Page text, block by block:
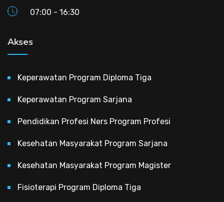
07:00 - 16:30
Akses
Keperawatan Program Diploma Tiga
Keperawatan Program Sarjana
Pendidikan Profesi Ners Program Profesi
Kesehatan Masyarakat Program Sarjana
Kesehatan Masyarakat Program Magister
Fisioterapi Program Diploma Tiga